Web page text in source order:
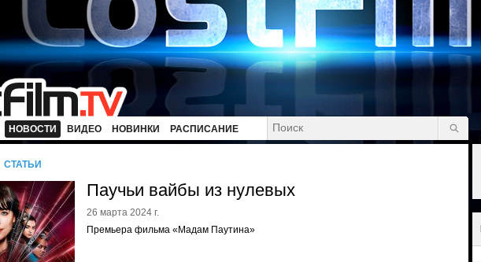
НОВОСТИ ВИДЕО НОВИНКИ РАСПИСАНИЕ
СТАТЬИ
Паучьи вайбы из нулевых
26 марта 2024 г.
Премьера фильма «Мадам Паутина»